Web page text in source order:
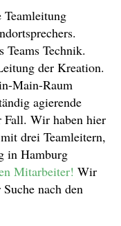
Technik.
der Kreation.
Main-Raum
agierende
Fall. Wir haben hier
drei Teamleitern,
in Hamburg
Mitarbeiter! Wir
nach den